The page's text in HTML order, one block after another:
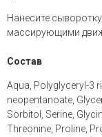
Нанесите
массирующими
Состав
Aqua, Polyglyceryl-3
neopentanoate,
Sorbitol, Serine,
Threonine, Proline,